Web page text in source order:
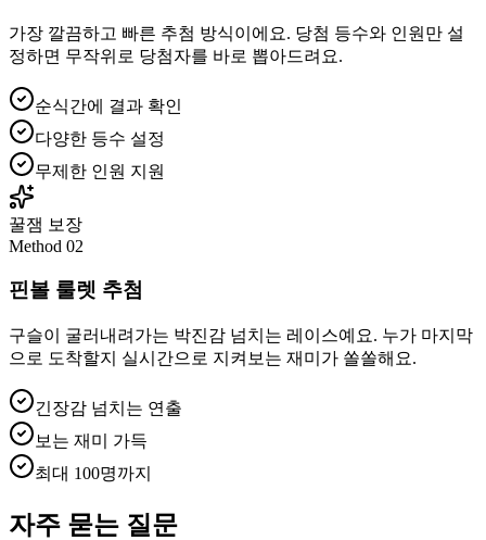
가장 깔끔하고 빠른 추첨 방식이에요. 당첨 등수와 인원만 설
정하면 무작위로 당첨자를 바로 뽑아드려요.
순식간에 결과 확인
다양한 등수 설정
무제한 인원 지원
꿀잼 보장
Method 02
핀볼 룰렛 추첨
구슬이 굴러내려가는 박진감 넘치는 레이스예요. 누가 마지막
으로 도착할지 실시간으로 지켜보는 재미가 쏠쏠해요.
긴장감 넘치는 연출
보는 재미 가득
최대 100명까지
자주 묻는 질문